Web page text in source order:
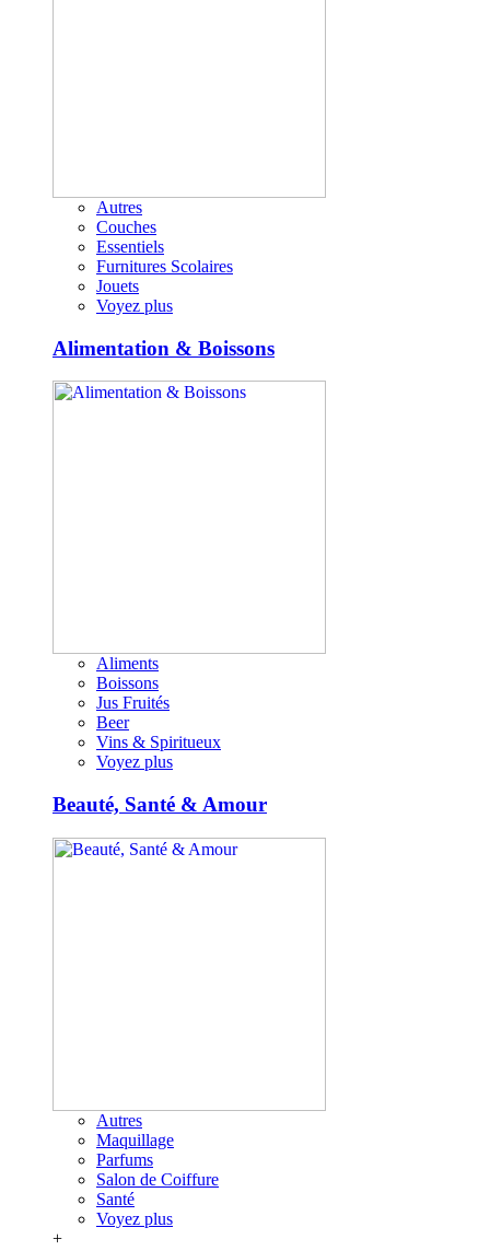
Autres
Couches
Essentiels
Furnitures Scolaires
Jouets
Voyez plus
Alimentation & Boissons
Aliments
Boissons
Jus Fruités
Beer
Vins & Spiritueux
Voyez plus
Beauté, Santé & Amour
Autres
Maquillage
Parfums
Salon de Coiffure
Santé
Voyez plus
+